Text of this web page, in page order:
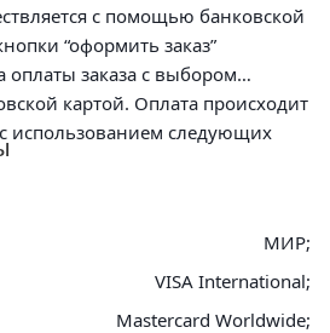
с помощью банковской
“оформить заказ”
оплаты заказа с выбором
картой. Оплата происходит
использованием следующих
МИР;
VISA International;
Mastercard Worldwide;